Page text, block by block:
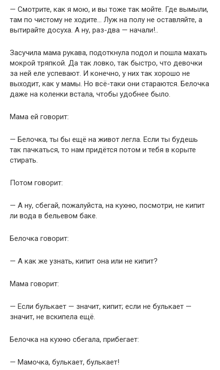
— Смотрите, как я мою, и вы тоже так мойте. Где вымыли,
там по чистому не ходите… Луж на полу не оставляйте, а
вытирайте досуха. А ну, раз-два — начали!..
Засучила мама рукава, подоткнула подол и пошла махать
мокрой тряпкой. Да так ловко, так быстро, что девочки
за ней еле успевают. И конечно, у них так хорошо не
выходит, как у мамы. Но всё-таки они стараются. Белочка
даже на коленки встала, чтобы удобнее было.
Мама ей говорит:
— Белочка, ты бы ещё на живот легла. Если ты будешь
так пачкаться, то нам придётся потом и тебя в корыте
стирать.
Потом говорит:
— А ну, сбегай, пожалуйста, на кухню, посмотри, не кипит
ли вода в бельевом баке.
Белочка говорит:
— А как же узнать, кипит она или не кипит?
Мама говорит:
— Если булькает — значит, кипит; если не булькает —
значит, не вскипела ещё.
Белочка на кухню сбегала, прибегает:
— Мамочка, булькает, булькает!